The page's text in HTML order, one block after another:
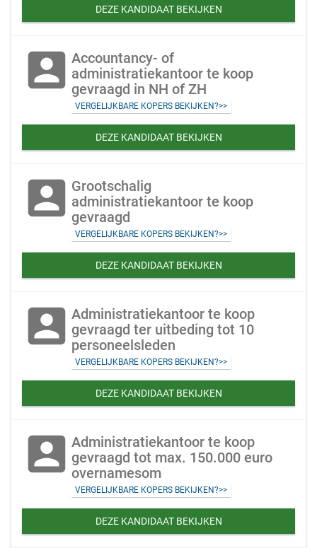
DEZE KANDIDAAT BEKIJKEN
account_box Accountancy- of
administratiekantoor te koop
gevraagd in NH of ZH
VERGELIJKBARE KOPERS BEKIJKEN?>>
DEZE KANDIDAAT BEKIJKEN
account_box Grootschalig
administratiekantoor te koop
gevraagd
VERGELIJKBARE KOPERS BEKIJKEN?>>
DEZE KANDIDAAT BEKIJKEN
account_box Administratiekantoor te koop
gevraagd ter uitbeding tot 10
personeelsleden
VERGELIJKBARE KOPERS BEKIJKEN?>>
DEZE KANDIDAAT BEKIJKEN
account_box Administratiekantoor te koop
gevraagd tot max. 150.000 euro
overnamesom
VERGELIJKBARE KOPERS BEKIJKEN?>>
DEZE KANDIDAAT BEKIJKEN